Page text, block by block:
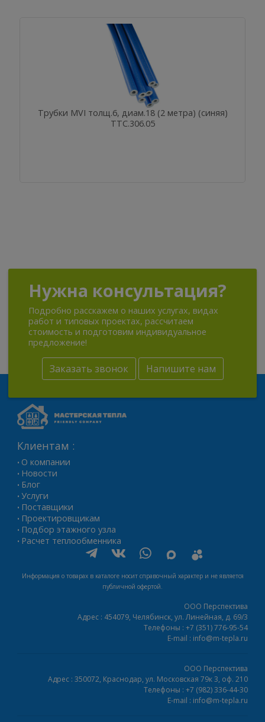
Трубки MVI толщ.6, диам.18 (2 метра) (синяя)
TTС.306.05
Нужна консультация?
Подробно расскажем о наших услугах, видах
работ и типовых проектах, рассчитаем
стоимость и подготовим индивидуальное
предложение!
Заказать звонок Напишите нам
Клиентам :
• О компании
• Новости
• Блог
• Услуги
• Поставщики
• Проектировщикам
• Подбор этажного узла
• Расчет теплообменника
Информация о товарах в каталоге носит справочный характер и не является
публичной офертой.
ООО Перспектива
Адрес : 454079, Челябинск, ул. Линейная, д. 69/3
Телефоны : +7 (351) 776-95-54
E-mail : info@m-tepla.ru
ООО Перспектива
Адрес : 350072, Краснодар, ул. Московская 79к 3, оф. 210
Телефоны : +7 (982) 336-44-30
E-mail : info@m-tepla.ru